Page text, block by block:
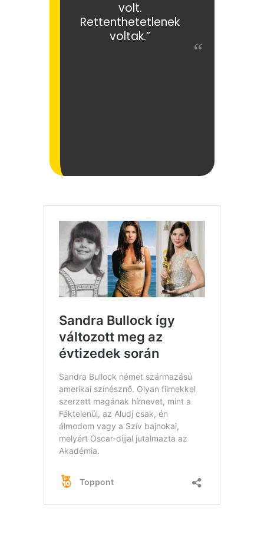
volt.
Rettenthetetlenek
voltak.”